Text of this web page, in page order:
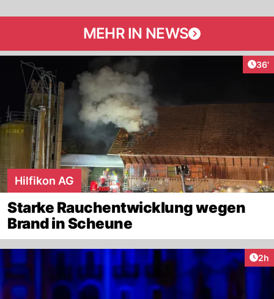
MEHR IN NEWS
36'
Hilfikon AG
Starke Rauchentwicklung wegen
Brand in Scheune
2h